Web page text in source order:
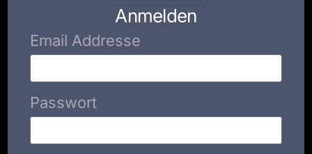
Anmelden
Email Addresse
Passwort